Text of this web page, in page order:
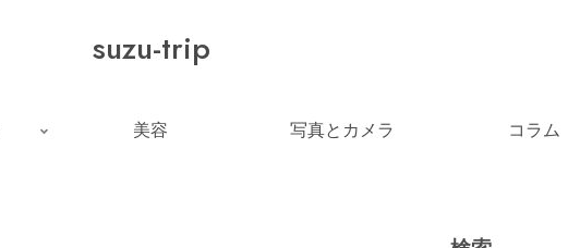
suzu-trip
美容 写真とカメラ コラム